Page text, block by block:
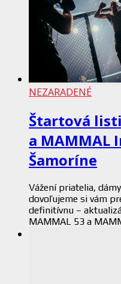
NEZARADENÉ
Štartová
a MAMMAL
Šamoríne
Vážení priatelia,
dovoľujeme si vám
definitívnu –
MAMMAL 53 a